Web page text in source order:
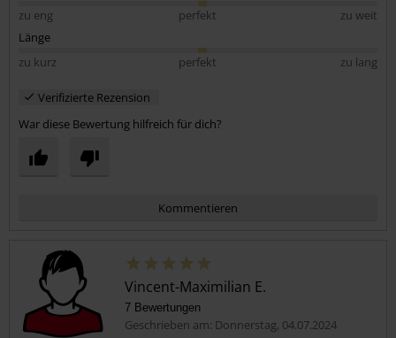
zu eng
perfekt
zu weit
Länge
zu kurz
perfekt zu lang
Verifizierte Rezension
War diese Bewertung hilfreich für dich?
Kommentieren
Vincent-Maximilian E.
7 Bewertungen
Geschrieben am: Donnerstag, 04.07.2024